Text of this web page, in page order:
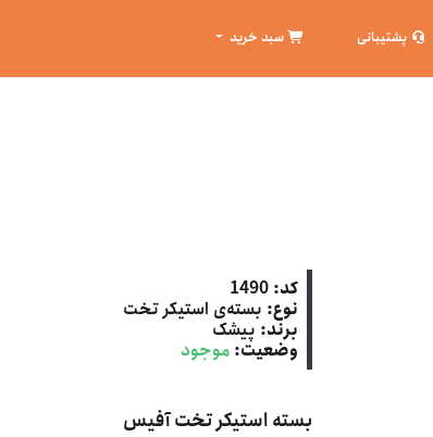
پشتیبانی سبد خرید
کد: 1490
نوع: بسته‌ی استیکر تخت
برند: پیشک
وضعیت: موجود
بسته استیکر تخت آفیس